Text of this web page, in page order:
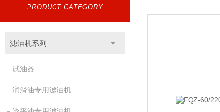
PRODUCT CATEGORY
滤油机系列
试油器
润滑油专用滤油机